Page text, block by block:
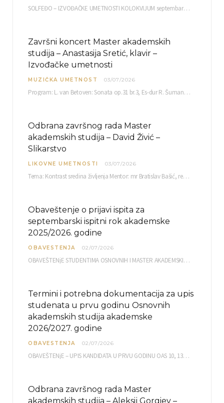
SOLFEĐO – IZVOĐAČKE UMETNOSTI KOLOKVIJUM septembarski ispitni rok četvrtak, 03.09.2026. uč. br. 12 PISMENI…
Završni koncert Master akademskih
studija – Anastasija Sretić, klavir –
Izvođačke umetnosti
MUZIČKA UMETNOST 03/07/2026
Program: L. van Betoven: Sonata op.31 br.3, Es-dur R. Šuman: Bečki karneval op.26 K. Debisi:…
Odbrana završnog rada Master
akademskih studija – David Živić –
Slikarstvo
LIKOVNE UMETNOSTI 03/07/2026
Tema: Kontrast sredina življenja Mentor: mr Bratislav Bašić, redovni profesor Sreda, 08.07.2026. u…
Obaveštenje o prijavi ispita za
septembarski ispitni rok akademske
2025/2026. godine
OBAVESTENJA 02/07/2026
OBAVEŠTENjE STUDENTIMA OSNOVNIH I MASTER AKADEMSKIH STUDIJA ELEKTRONSKA PRIJAVA ISPITA za septembarski ispitni rok za…
Termini i potrebna dokumentacija za upis
studenata u prvu godinu Osnovnih
akademskih studija akademske
2026/2027. godine
OBAVESTENJA 02/07/2026
OBAVEŠTENjE – UPIS KANDIDATA U PRVU GODINU OAS 10, 13, 14, 15. i…
Odbrana završnog rada Master
akademskih studija – Aleksij Gorgiev –